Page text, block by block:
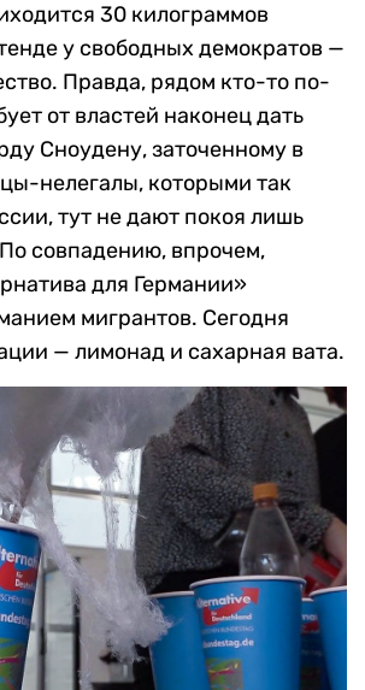
30 килограммов
у свободных демократов —
Правда, рядом кто-то по-
от властей наконец дать
Сноудену, заточенному в
нелегалы, которыми так
тут не дают покоя лишь
совпадению, впрочем,
для Германии»
мигрантов. Сегодня
— лимонад и сахарная вата.